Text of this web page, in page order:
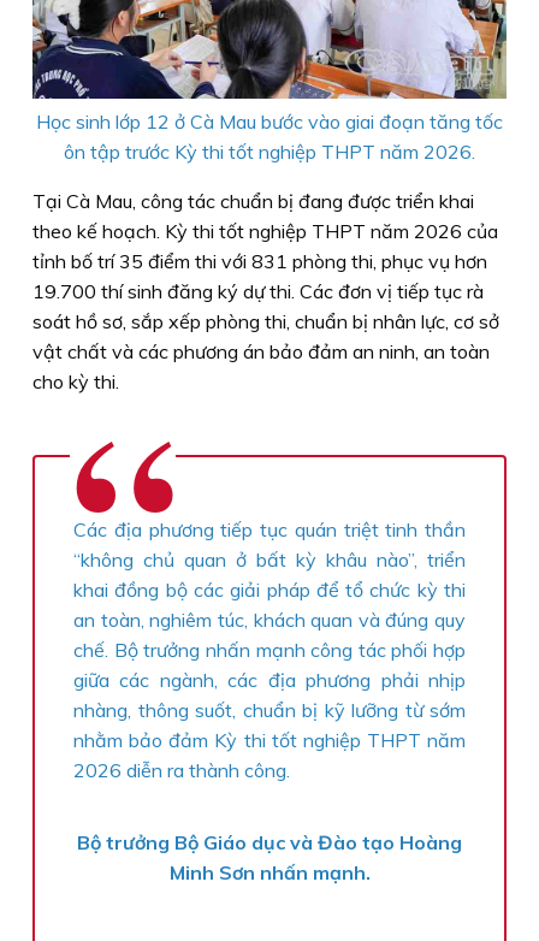
Học sinh lớp 12 ở Cà Mau bước vào giai đoạn tăng tốc
ôn tập trước Kỳ thi tốt nghiệp THPT năm 2026.
Tại Cà Mau, công tác chuẩn bị đang được triển khai
theo kế hoạch. Kỳ thi tốt nghiệp THPT năm 2026 của
tỉnh bố trí 35 điểm thi với 831 phòng thi, phục vụ hơn
19.700 thí sinh đăng ký dự thi. Các đơn vị tiếp tục rà
soát hồ sơ, sắp xếp phòng thi, chuẩn bị nhân lực, cơ sở
vật chất và các phương án bảo đảm an ninh, an toàn
cho kỳ thi.
Các địa phương tiếp tục quán triệt tinh thần
“không chủ quan ở bất kỳ khâu nào”, triển
khai đồng bộ các giải pháp để tổ chức kỳ thi
an toàn, nghiêm túc, khách quan và đúng quy
chế. Bộ trưởng nhấn mạnh công tác phối hợp
giữa các ngành, các địa phương phải nhịp
nhàng, thông suốt, chuẩn bị kỹ lưỡng từ sớm
nhằm bảo đảm Kỳ thi tốt nghiệp THPT năm
2026 diễn ra thành công.
Bộ trưởng Bộ Giáo dục và Đào tạo Hoàng
Minh Sơn nhấn mạnh.